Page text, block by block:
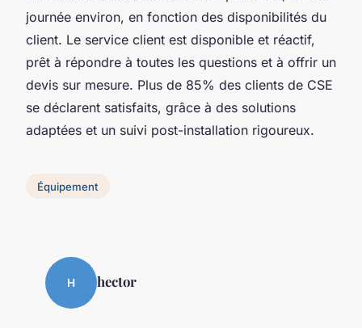
journée environ, en fonction des disponibilités du
client. Le service client est disponible et réactif,
prêt à répondre à toutes les questions et à offrir un
devis sur mesure. Plus de 85% des clients de CSE
se déclarent satisfaits, grâce à des solutions
adaptées et un suivi post-installation rigoureux.
Équipement
H hector